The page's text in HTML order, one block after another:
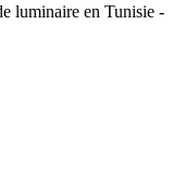
luminaire en Tunisie -